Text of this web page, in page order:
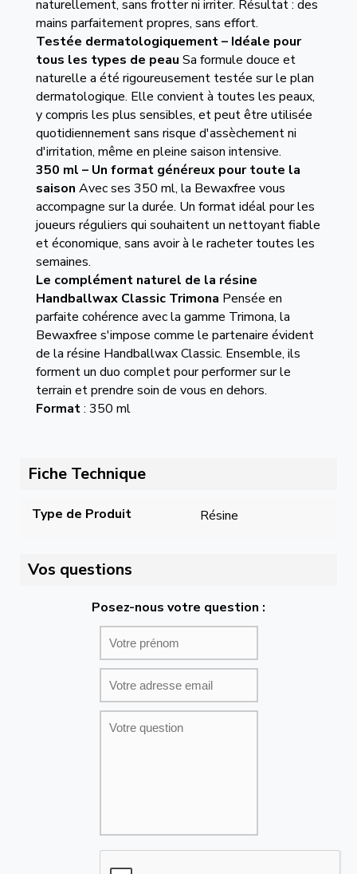
naturellement, sans frotter ni irriter. Résultat : des
mains parfaitement propres, sans effort.
Testée dermatologiquement – Idéale pour
tous les types de peau Sa formule douce et
naturelle a été rigoureusement testée sur le plan
dermatologique. Elle convient à toutes les peaux,
y compris les plus sensibles, et peut être utilisée
quotidiennement sans risque d'assèchement ni
d'irritation, même en pleine saison intensive.
350 ml – Un format généreux pour toute la
saison Avec ses 350 ml, la Bewaxfree vous
accompagne sur la durée. Un format idéal pour les
joueurs réguliers qui souhaitent un nettoyant fiable
et économique, sans avoir à le racheter toutes les
semaines.
Le complément naturel de la résine
Handballwax Classic Trimona Pensée en
parfaite cohérence avec la gamme Trimona, la
Bewaxfree s'impose comme le partenaire évident
de la résine Handballwax Classic. Ensemble, ils
forment un duo complet pour performer sur le
terrain et prendre soin de vous en dehors.
Format: 350 ml
Fiche Technique
Type de Produit Résine
Vos questions
Posez-nous votre question :